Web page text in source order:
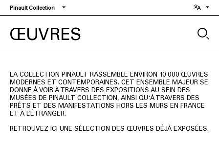
Aller
au
contenu
principal
Pinault Collection
ŒUVRES
LA COLLECTION PINAULT RASSEMBLE ENVIRON 10 000 ŒUVRES
MODERNES ET CONTEMPORAINES. CET ENSEMBLE MAJEUR SE
DONNE À VOIR À TRAVERS DES EXPOSITIONS AU SEIN DES
MUSÉES DE PINAULT COLLECTION, AINSI QU'À TRAVERS DES
PRÊTS ET DES MANIFESTATIONS HORS LES MURS EN FRANCE
ET À L’ÉTRANGER.
RETROUVEZ ICI UNE SÉLECTION DES ŒUVRES DÉJÀ EXPOSÉES.